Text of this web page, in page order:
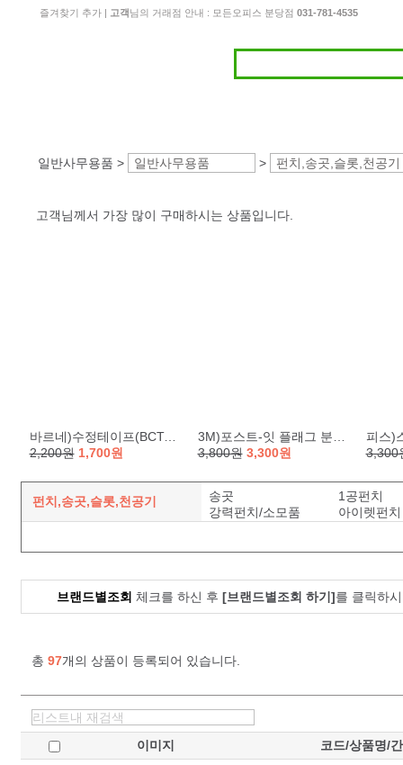
즐겨찾기 추가| 고객님의 거래점 안내 : 모든오피스 분당점 031-781-4535
일반사무용품 > 일반사무용품 > 펀치,송곳,슬롯,천공기
고객님께서 가장 많이 구매하시는 상품입니다.
바르네)수정테이프(BCT-1158)
2,200원 1,700원
3M)포스트-잇 플래그 분류용(필름/683-5KP/44*12mm)
3,800원 3,300원
피스)
3,300
펀치,송곳,슬롯,천공기 송곳
1공펀치
강력펀치/소모품
아이렛펀치
브랜드별조회 체크를 하신 후 [브랜드별조회 하기]를 클릭하
총 97개의 상품이 등록되어 있습니다.
이미지 코드/상품명/